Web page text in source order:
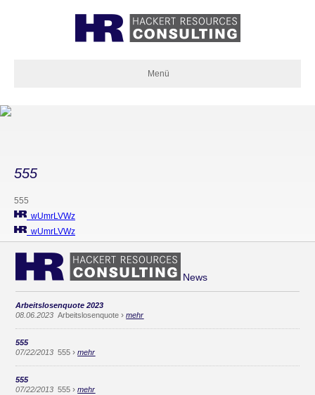
Menü
555
555
wUmrLVWz
wUmrLVWz
News
Arbeitslosenquote 2023
08.06.2023 Arbeitslosenquote ›mehr
555
07/22/2013 555 ›mehr
555
07/22/2013 555 ›mehr